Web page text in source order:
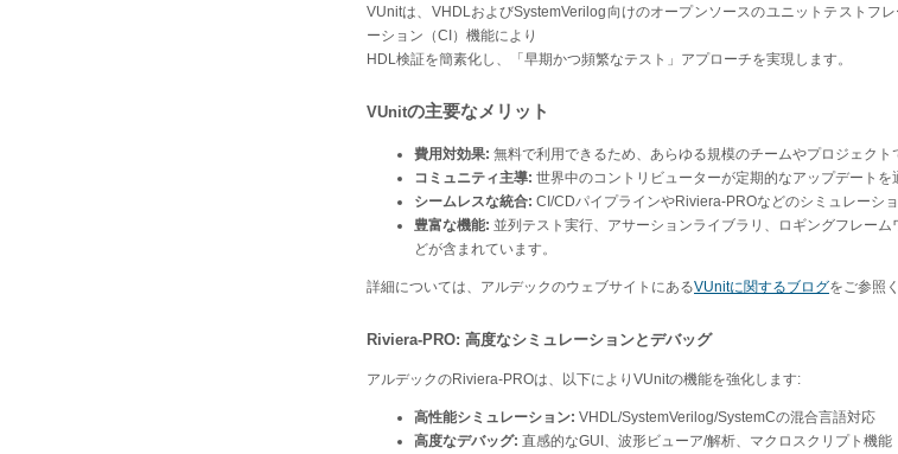
VUnitは、VHDLおよびSystemVerilog向けのオープンソースのユニットテストフ
ーション（CI）機能により
HDL検証を簡素化し、「早期かつ頻繁なテスト」アプローチを実現します。
VUnitの主要なメリット
費用対効果: 無料で利用できるため、あらゆる規模のチームやプロジェクト
コミュニティ主導: 世界中のコントリビューターが定期的なアップデートを
シームレスな統合: CI/CDパイプラインやRiviera-PROなどのシミュレーシ
豊富な機能: 並列テスト実行、アサーションライブラリ、ロギングフレー
どが含まれています。
詳細については、アルデックのウェブサイトにあるVUnitに関するブログをご参照
Riviera-PRO: 高度なシミュレーションとデバッグ
アルデックのRiviera-PROは、以下によりVUnitの機能を強化します:
高性能シミュレーション: VHDL/SystemVerilog/SystemCの混合言語対応
高度なデバッグ: 直感的なGUI、波形ビューア/解析、マクロスクリプト機能